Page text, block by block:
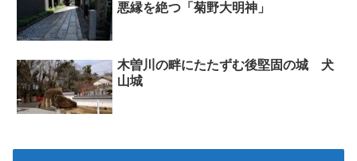
悪縁を絶つ「菊野大明神」
木曽川の畔にたたずむ後堅固の城 犬
山城